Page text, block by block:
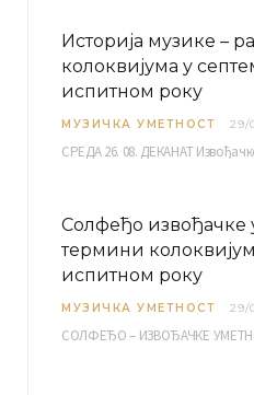
Историја музике –
колоквијума у
испитном року
МУЗИЧКА УМЕТНОСТ 29/
Солфеђо извођачке
термини
испитном року
МУЗИЧКА УМЕТНОСТ 29/